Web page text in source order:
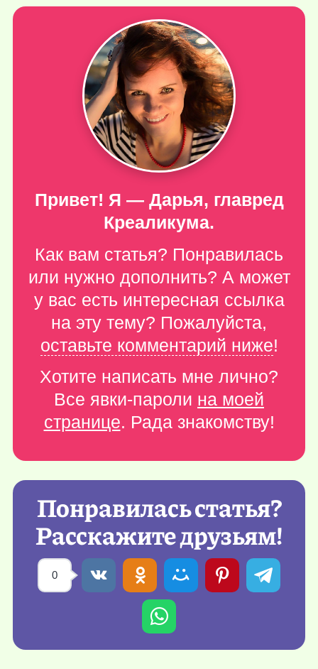
Привет! Я — Дарья, главред
Креаликума.
Как вам статья? Понравилась
или нужно дополнить? А может
у вас есть интересная ссылка
на эту тему? Пожалуйста,
оставьте комментарий ниже!
Хотите написать мне лично?
Все явки-пароли на моей
странице. Рада знакомству!
Понравилась статья?
Расскажите друзьям!
0